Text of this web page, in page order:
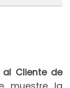
al Cliente de